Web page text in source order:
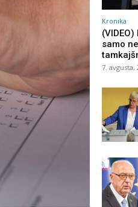
Kronika
samo
7. avgusta,